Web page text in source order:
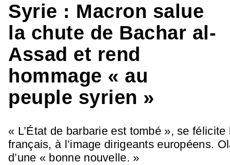
Syrie : Macron salue
la chute de Bachar al-
Assad et rend
hommage « au
peuple syrien »
« L’État de barbarie est tombé », se
français, à l’image dirigeants européens.
d’une « bonne nouvelle. »